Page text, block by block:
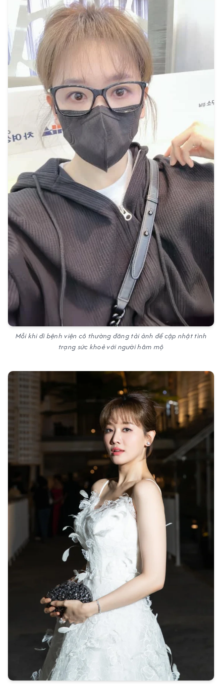
Mỗi khi đi bệnh viện cô thường đăng tải ảnh để cập nhật tình
trạng sức khoẻ với người hâm mộ